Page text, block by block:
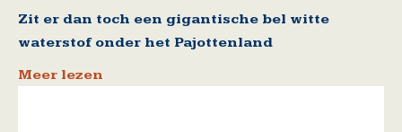
Zit er dan toch een gigantische bel witte
waterstof onder het Pajottenland
Meer lezen